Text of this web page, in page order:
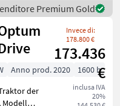
Piattafo Premium Gold
Invece di:
178.800 €
173.436
€
inclusa IVA
20%
Anno prod. 2020
1600 h
der